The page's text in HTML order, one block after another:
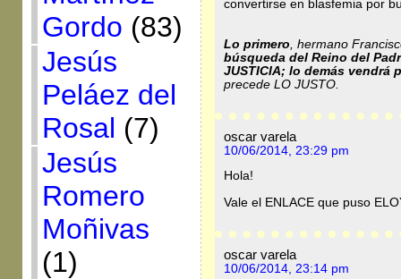
Gordo (83)
Jesús
Peláez del
Rosal (7)
Jesús
Romero
Moñivas
(1)
convertirse en blasfemia por
Lo primero, hermano
búsqueda del Reino del
JUSTICIA; lo demás vendrá
precede LO JUSTO.
oscar varela
10/06/2014, 23:29 pm
Hola!
Vale el ENLACE que puso
oscar varela
10/06/2014, 23:14 pm